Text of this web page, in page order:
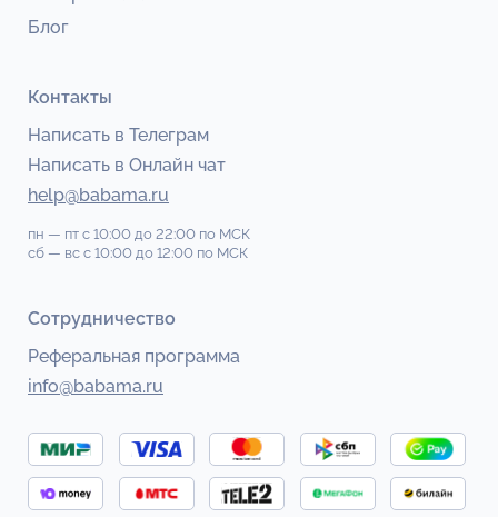
Блог
Контакты
Написать в Телеграм
Написать в Онлайн чат
help@babama.ru
пн — пт с 10:00 до 22:00 по МСК
сб — вс с 10:00 до 12:00 по МСК
Сотрудничество
Реферальная программа
info@babama.ru